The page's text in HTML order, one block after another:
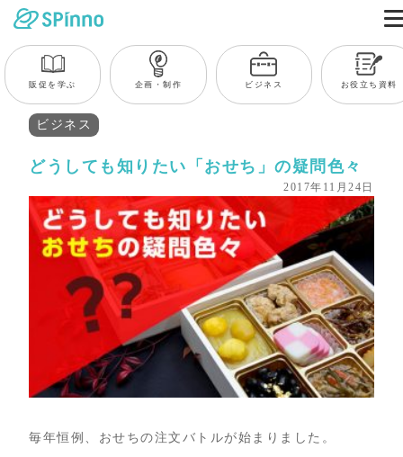
販促を学ぶ 企画・制作 ビジネス お役立ち資料
ビジネス
どうしても知りたい「おせち」の疑問色々
2017年11月24日
毎年恒例、おせちの注文バトルが始まりました。